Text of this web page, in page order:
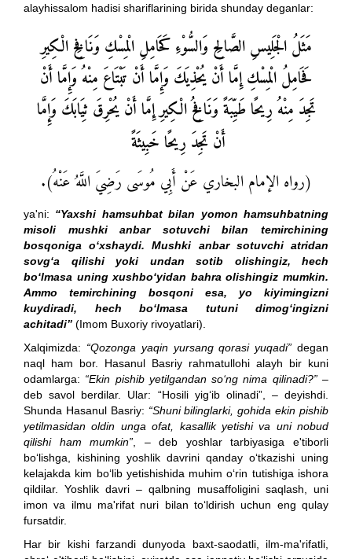
alayhissalom hadisi shariflarining birida shunday deganlar:
مَثَلُ الْجَلِيسِ الصَّالِحِ وَالسُّوْءِ كَحَامِلِ الْمِسْكِ وَنَافِخِ الْكِيرِ
فَحَامِلُ الْمِسْكِ إِمَّا أَنْ يُحْذِيَكَ وَإِمَّا أَنْ تَبْتَاعَ مِنْهُ وَإِمَّا أَنْ
تَجِدَ مِنْهُ رِيحًا طَيِّبَةً وَنَافِخُ الْكِيرِ إِمَّا أَنْ يُحْرِقَ ثِيَابَكَ وَإِمَّا
أَنْ تَجِدَ رِيحًا خَبِيثَةً
(رواه الإمام البخاري عَنْ أَبِي مُوسَى رَضِيَ اللَّهُ عَنْهُ).
ya'ni: “Yaxshi hamsuhbat bilan yomon hamsuhbatning
misoli mushki anbar sotuvchi bilan temirchining
bosqoniga o‘xshaydi. Mushki anbar sotuvchi atridan
sovg‘a qilishi yoki undan sotib olishingiz, hech
bo‘lmasa uning xushbo‘yidan bahra olishingiz mumkin.
Ammo temirchining bosqoni esa, yo kiyimingizni
kuydiradi, hech bo‘lmasa tutuni dimog‘ingizni
achitadi” (Imom Buxoriy rivoyatlari).
Xalqimizda: “Qozonga yaqin yursang qorasi yuqadi” degan
naql ham bor. Hasanul Basriy rahmatullohi alayh bir kuni
odamlarga: “Ekin pishib yetilgandan so‘ng nima qilinadi?” –
deb savol berdilar. Ular: “Hosili yig‘ib olinadi”, – deyishdi.
Shunda Hasanul Basriy: “Shuni bilinglarki, gohida ekin pishib
yetilmasidan oldin unga ofat, kasallik yetishi va uni nobud
qilishi ham mumkin” , – deb yoshlar tarbiyasiga e'tiborli
bo‘lishga, kishining yoshlik davrini qanday o‘tkazishi uning
kelajakda kim bo‘lib yetishishida muhim o‘rin tutishiga ishora
qildilar. Yoshlik davri – qalbning musaffoligini saqlash, uni
imon va ilmu ma'rifat nuri bilan to‘ldirish uchun eng qulay
fursatdir.
Har bir kishi farzandi dunyoda baxt-saodatli, ilm-ma'rifatli,